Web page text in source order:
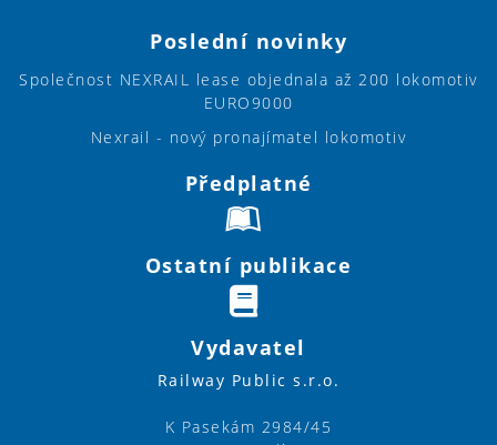
Poslední novinky
Společnost NEXRAIL lease objednala až 200 lokomotiv
EURO9000
Nexrail - nový pronajímatel lokomotiv
Předplatné
Ostatní publikace
Vydavatel
Railway Public s.r.o.
K Pasekám 2984/45